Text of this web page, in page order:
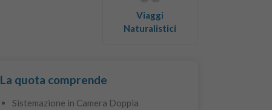
Viaggi
Naturalistici
La quota comprende
Sistemazione in Camera Doppia